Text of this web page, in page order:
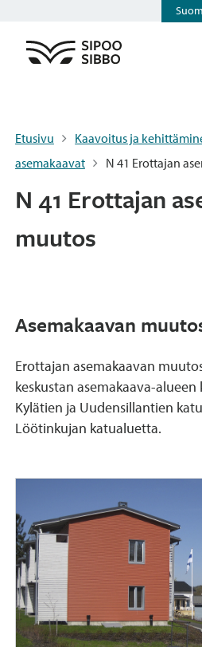
Etusivu Kaavoitus ja
asemakaavat
N 41 Erottajan
N 41 Erottajan
muutos
Asemakaavan
Erottajan asemakaavan
keskustan asemakaava-
Kylätien ja Uudensillantien
Löötinkujan katualuetta.